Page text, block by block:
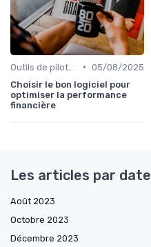
• 05/08/2025
Choisir le bon logiciel pour
optimiser la performance
financière
Les articles par date
Août 2023
Octobre 2023
Décembre 2023